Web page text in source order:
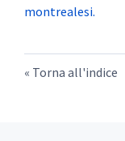
montrealesi.
Torna all'indice